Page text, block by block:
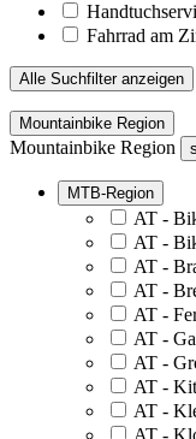
Fahrrad am
Alle Suchfilter anzeigen
Mountainbike Region
Mountainbike Region
MTB-Region
AT -
AT -
AT -
AT -
AT -
AT -
AT -
AT -
AT -